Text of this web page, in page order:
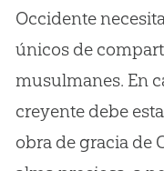
Occidente
únicos de
musulmanes. En
creyente debe
obra de gracia de